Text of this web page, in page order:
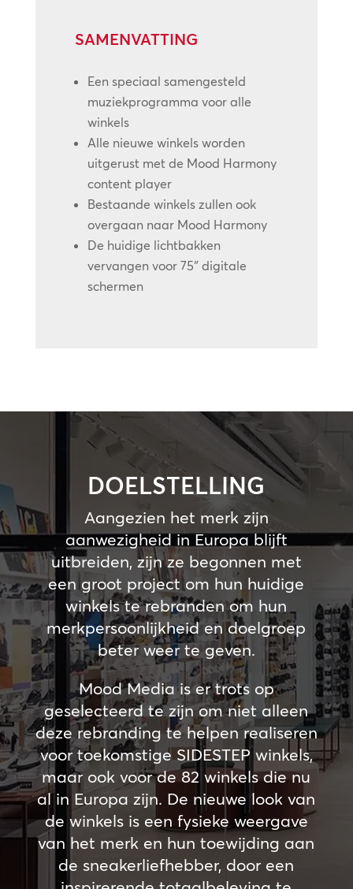
SAMENVATTING
Een speciaal samengesteld
muziekprogramma voor alle
winkels
Alle nieuwe winkels worden
uitgerust met de Mood Harmony
content player
Bestaande winkels zullen ook
overgaan naar Mood Harmony
De huidige lichtbakken
vervangen voor 75″ digitale
schermen
DOELSTELLING
Aangezien het merk zijn
aanwezigheid in Europa blijft
uitbreiden, zijn ze begonnen met
een groot project om hun huidige
winkels te rebranden om hun
merkpersoonlijkheid en doelgroep
beter weer te geven.
Mood Media is er trots op
geselecteerd te zijn om niet alleen
deze rebranding te helpen realiseren
voor toekomstige SIDESTEP winkels,
maar ook voor de 82 winkels die nu
al in Europa zijn. De nieuwe look van
de winkels is een fysieke weergave
van het merk en hun toewijding aan
de sneakerliefhebber, door een